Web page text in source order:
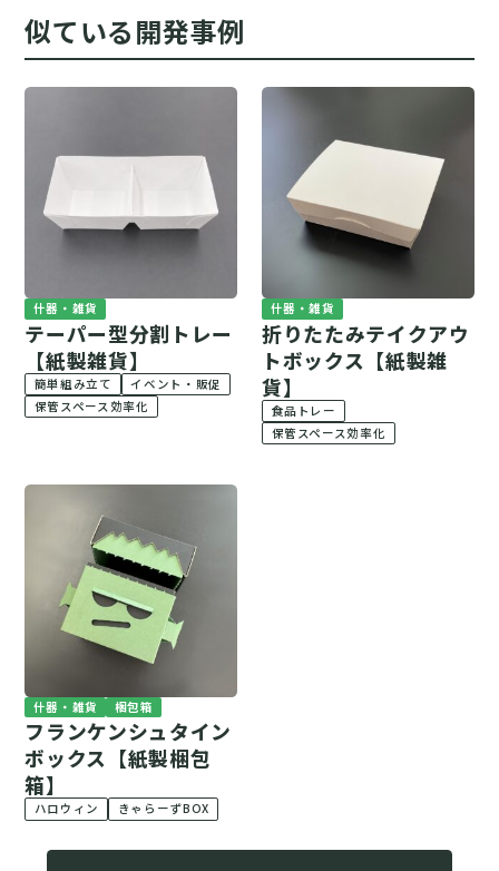
似ている開発事例
什器・雑貨
テーパー型分割トレー
【紙製雑貨】
簡単組み立て
イベント・販促
保管スペース効率化
什器・雑貨
折りたたみテイクアウ
トボックス【紙製雑
貨】
食品トレー
保管スペース効率化
什器・雑貨 梱包箱
フランケンシュタイン
ボックス【紙製梱包
箱】
ハロウィン きゃらーずBOX